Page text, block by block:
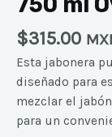
$315.00
Esta jabonera
diseñado para
mezclar el
para un